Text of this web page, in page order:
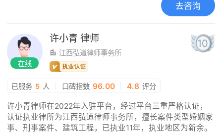
去咨询
在线
许小青 律师
江西弘道律师事务所
10
已服务 5 人 口碑指数 96.00 4.8 评分
许小青律师在2022年入驻平台，经过平台三重严格认证，
认证执业律所为江西弘道律师事务所，擅长案件类型婚姻家
事、刑事案件、建筑工程，已执业11年，执业地区为新余。